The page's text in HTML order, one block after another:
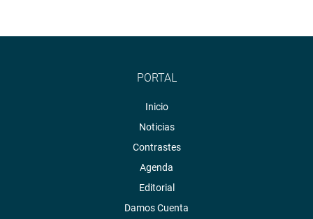
PORTAL
Inicio
Noticias
Contrastes
Agenda
Editorial
Damos Cuenta